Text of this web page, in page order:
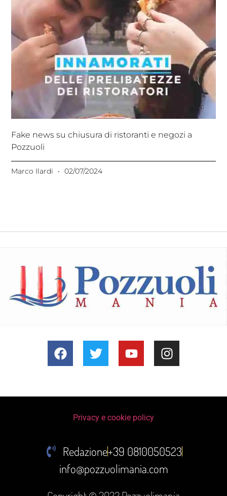
Fake news su chiusura di ristoranti e negozi a
Pozzuoli
Marco Ilardi 02/07/2024
Redazione+39 0810050523
info@pozzuolimania.com
Privacy e cookie policy